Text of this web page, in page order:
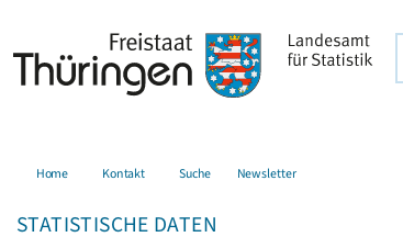
Home Kontakt Suche Newsletter
STATISTISCHE DATEN